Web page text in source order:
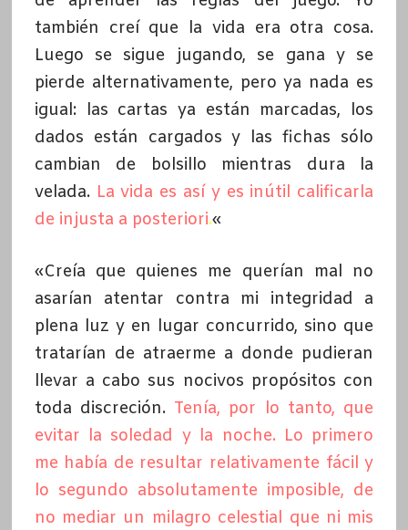
también creí que la vida era otra cosa.
Luego se sigue jugando, se gana y se
pierde alternativamente, pero ya nada es
igual: las cartas ya están marcadas, los
dados están cargados y las fichas sólo
cambian de bolsillo mientras dura la
velada. La vida es así y es inútil calificarla
de injusta a posteriori.«
«Creía que quienes me querían mal no
asarían atentar contra mi integridad a
plena luz y en lugar concurrido, sino que
tratarían de atraerme a donde pudieran
llevar a cabo sus nocivos propósitos con
toda discreción. Tenía, por lo tanto, que
evitar la soledad y la noche. Lo primero
me había de resultar relativamente fácil y
lo segundo absolutamente imposible, de
no mediar un milagro celestial que ni mis